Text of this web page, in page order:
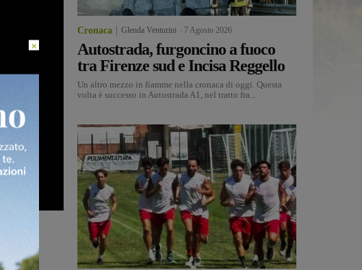
Cronaca Glenda Venturini 7 Agosto 2026
Autostrada, furgoncino a fuoco
tra Firenze sud e Incisa Reggello
Un altro mezzo in fiamme nella cronaca di oggi. Questa
volta è successo in Autostrada A1, nel tratto fra...
×